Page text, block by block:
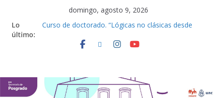
domingo, agosto 9, 2026
Lo
último:
Defensas de Tesis y Trabajos Finales | Agosto
2026
una perspectiva algebraica”
Curso de posgrado. Inglés. “Nivel 1”
Curso de doctorado “Mirar, juzgar, sentir”